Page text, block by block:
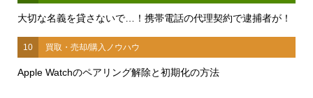
大切な名義を貸さないで…！携帯電話の代理契約で逮捕者が！
10 買取・売却/購入ノウハウ
Apple Watchのペアリング解除と初期化の方法